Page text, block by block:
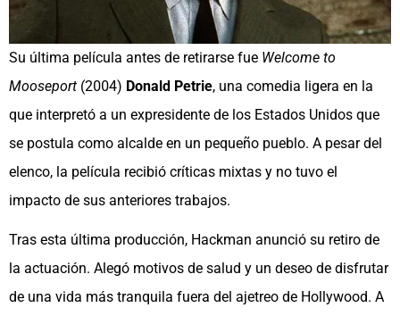
Su última película antes de retirarse fue Welcome to
Mooseport (2004) Donald Petrie, una comedia ligera en la
que interpretó a un expresidente de los Estados Unidos que
se postula como alcalde en un pequeño pueblo. A pesar del
elenco, la película recibió críticas mixtas y no tuvo el
impacto de sus anteriores trabajos.
Tras esta última producción, Hackman anunció su retiro de
la actuación. Alegó motivos de salud y un deseo de disfrutar
de una vida más tranquila fuera del ajetreo de Hollywood. A